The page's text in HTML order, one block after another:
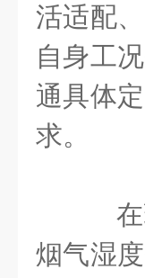
活适配
自身工
通具体
求。
在
烟气湿